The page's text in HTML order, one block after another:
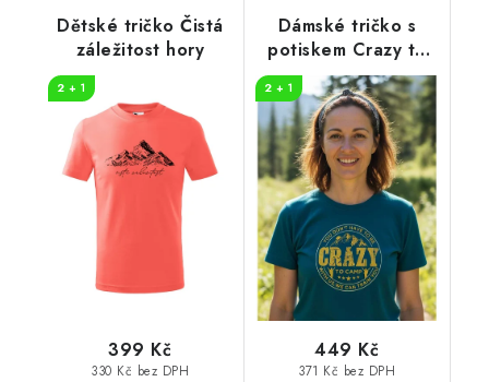
Dětské tričko Čistá
záležitost hory
2 + 1
330 Kč bez DPH
399 Kč
Dámské tričko s
potiskem Crazy to
camp
2 + 1
371 Kč bez DPH
449 Kč